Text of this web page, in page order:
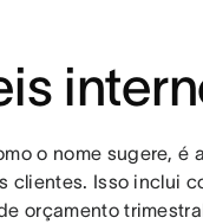
o nome sugere,
clientes. Isso inclui
orçamento